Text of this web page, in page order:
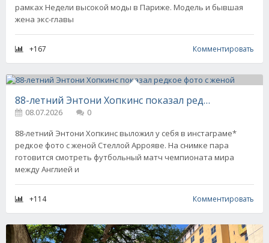
рамках Недели высокой моды в Париже. Модель и бывшая
жена экс-главы
+167 Комментировать
88-летний Энтони Хопкинс показал редкое фото с женой
08.07.2026
0
88-летний Энтони Хопкинс выложил у себя в инстаграме*
редкое фото с женой Стеллой Аррояве. На снимке пара
готовится смотреть футбольный матч чемпионата мира
между Англией и
+114 Комментировать